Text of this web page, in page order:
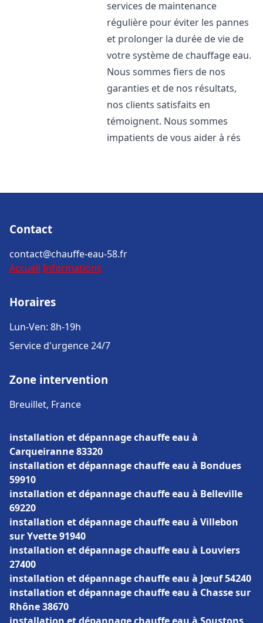
services de maintenance
régulière pour éviter les pannes
et prolonger la durée de vie de
votre système de chauffage eau.
Nous sommes fiers de nos
garanties et de nos résultats,
nos clients satisfaits en
témoignent. Nous sommes
impatients de vous aider à rés
Contact
contact@chauffe-eau-58.fr
Accueil Informations
Horaires
Lun-Ven: 8h-19h
Service d'urgence 24/7
Zone intervention
Breuillet, France
installation et dépannage chauffe eau à
Carqueiranne 83320
installation et dépannage chauffe eau à Bondues
59910
installation et dépannage chauffe eau à Belleville
69220
installation et dépannage chauffe eau à Villebon
sur Yvette 91940
installation et dépannage chauffe eau à Louviers
27400
installation et dépannage chauffe eau à Jœuf 54240
installation et dépannage chauffe eau à Chasse sur
Rhône 38670